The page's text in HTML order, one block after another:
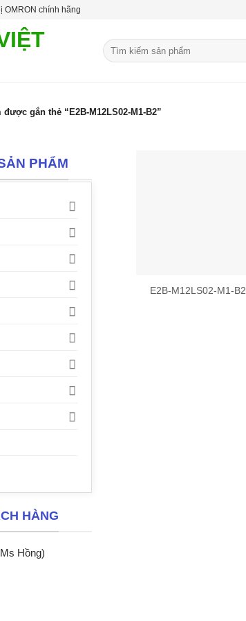
OMRON chính hãng
Tìm
kiếm:
được gắn thẻ “E2B-M12LS02-M1-B2”
PHẨM
HÀNG
Hồng)
E2B-M12LS02-M1-B2